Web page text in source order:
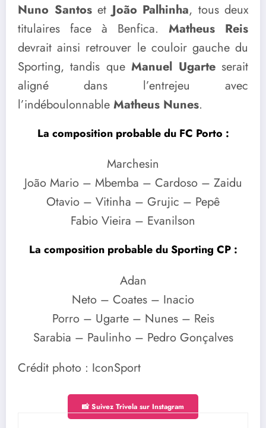
Nuno Santoset João Palhinha, tous deux
titulaires face à Benfica. Matheus Reis
devrait ainsi retrouver le couloir gauche du
Sporting, tandis queManuel Ugarteserait
aligné dans l’entrejeu avec
l’indéboulonnable Matheus Nunes.
La composition probable du FC Porto :
Marchesin
João Mario – Mbemba – Cardoso – Zaidu
Otavio – Vitinha – Grujic – Pepê
Fabio Vieira – Evanilson
La composition probable du Sporting CP :
Adan
Neto – Coates – Inacio
Porro – Ugarte – Nunes – Reis
Sarabia – Paulinho – Pedro Gonçalves
Crédit photo : IconSport
📸 Suivez Trivela sur Instagram